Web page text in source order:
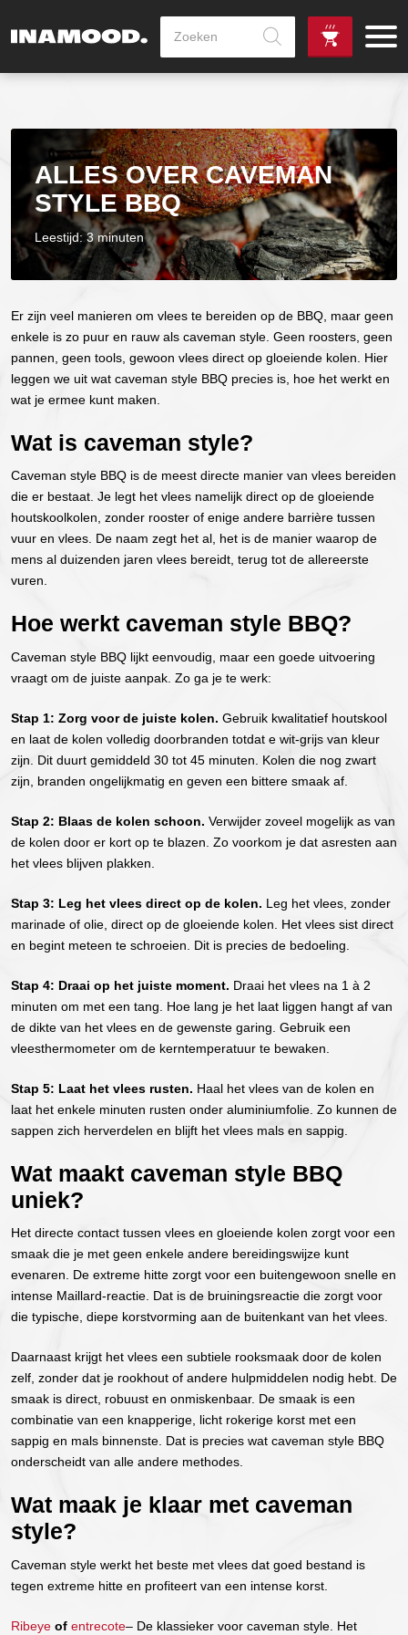
mogelijk
vanaf €100,-
ALLES OVER CAVEMAN
STYLE BBQ
Leestijd: 3 minuten
Er zijn veel manieren om vlees te bereiden op de BBQ, maar geen
enkele is zo puur en rauw als caveman style. Geen roosters, geen
pannen, geen tools, gewoon vlees direct op gloeiende kolen. Hier
leggen we uit wat caveman style BBQ precies is, hoe het werkt en
wat je ermee kunt maken.
Wat is caveman style?
Caveman style BBQ is de meest directe manier van vlees bereiden
die er bestaat. Je legt het vlees namelijk direct op de gloeiende
houtskoolkolen, zonder rooster of enige andere barrière tussen
vuur en vlees. De naam zegt het al, het is de manier waarop de
mens al duizenden jaren vlees bereidt, terug tot de allereerste
vuren.
Hoe werkt caveman style BBQ?
Caveman style BBQ lijkt eenvoudig, maar een goede uitvoering
vraagt om de juiste aanpak. Zo ga je te werk:
Stap 1: Zorg voor de juiste kolen. Gebruik kwalitatief houtskool
en laat de kolen volledig doorbranden totdat e wit-grijs van kleur
zijn. Dit duurt gemiddeld 30 tot 45 minuten. Kolen die nog zwart
zijn, branden ongelijkmatig en geven een bittere smaak af.
Stap 2: Blaas de kolen schoon. Verwijder zoveel mogelijk as van
de kolen door er kort op te blazen. Zo voorkom je dat asresten aan
het vlees blijven plakken.
Stap 3: Leg het vlees direct op de kolen. Leg het vlees, zonder
marinade of olie, direct op de gloeiende kolen. Het vlees sist direct
en begint meteen te schroeien. Dit is precies de bedoeling.
Stap 4: Draai op het juiste moment. Draai het vlees na 1 à 2
minuten om met een tang. Hoe lang je het laat liggen hangt af van
de dikte van het vlees en de gewenste garing. Gebruik een
vleesthermometer om de kerntemperatuur te bewaken.
Stap 5: Laat het vlees rusten. Haal het vlees van de kolen en
laat het enkele minuten rusten onder aluminiumfolie. Zo kunnen de
sappen zich herverdelen en blijft het vlees mals en sappig.
Wat maakt caveman style BBQ
uniek?
Het directe contact tussen vlees en gloeiende kolen zorgt voor een
smaak die je met geen enkele andere bereidingswijze kunt
evenaren. De extreme hitte zorgt voor een buitengewoon snelle en
intense Maillard-reactie. Dat is de bruiningsreactie die zorgt voor
die typische, diepe korstvorming aan de buitenkant van het vlees.
Daarnaast krijgt het vlees een subtiele rooksmaak door de kolen
zelf, zonder dat je rookhout of andere hulpmiddelen nodig hebt. De
smaak is direct, robuust en onmiskenbaar. De smaak is een
combinatie van een knapperige, licht rokerige korst met een
sappig en mals binnenste. Dat is precies wat caveman style BBQ
onderscheidt van alle andere methodes.
Wat maak je klaar met caveman
style?
Caveman style werkt het beste met vlees dat goed bestand is
tegen extreme hitte en profiteert van een intense korst.
Ribeye of entrecote– De klassieker voor caveman style. Het